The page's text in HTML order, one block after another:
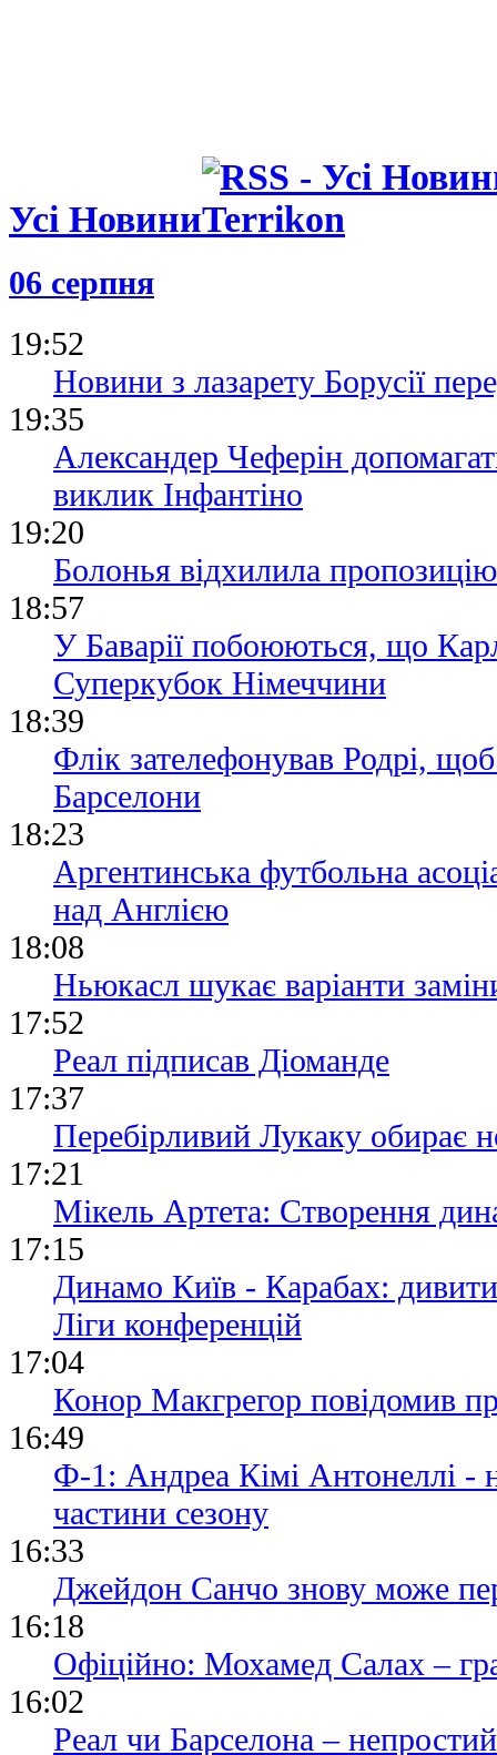
Усі Новини
06 серпня
19:52
Новини з лазарету Борусії
19:35
Александер Чеферін
виклик Інфантіно
19:20
Болонья відхилила
18:57
У Баварії побоюються, що
Суперкубок Німеччини
18:39
Флік зателефонував Родрі,
Барселони
18:23
Аргентинська футбольна
над Англією
18:08
Ньюкасл шукає варіанти
17:52
Реал підписав Діоманде
17:37
Перебірливий Лукаку обирає
17:21
Мікель Артета: Створення
17:15
Динамо Київ - Карабах:
Ліги конференцій
17:04
Конор Макгрегор повідомив
16:49
Ф-1: Андреа Кімі Антонеллі -
частини сезону
16:33
Джейдон Санчо знову може
16:18
Офіційно: Мохамед Салах –
16:02
Реал чи Барселона –